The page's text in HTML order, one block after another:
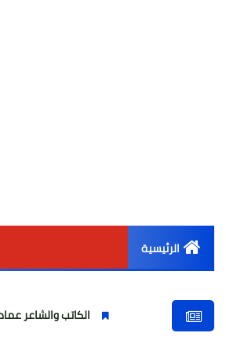
الرئيسية
أخبار
الكاتب والشاعر عماد الدين